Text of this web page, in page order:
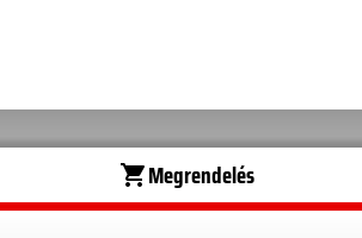
shopping_cartMegrendelés